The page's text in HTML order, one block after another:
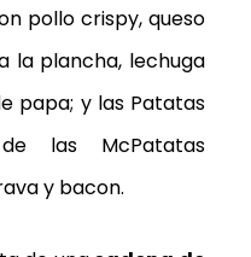
pollo crispy, queso
la plancha, lechuga
papa; y las Patatas
las McPatatas
y bacon.